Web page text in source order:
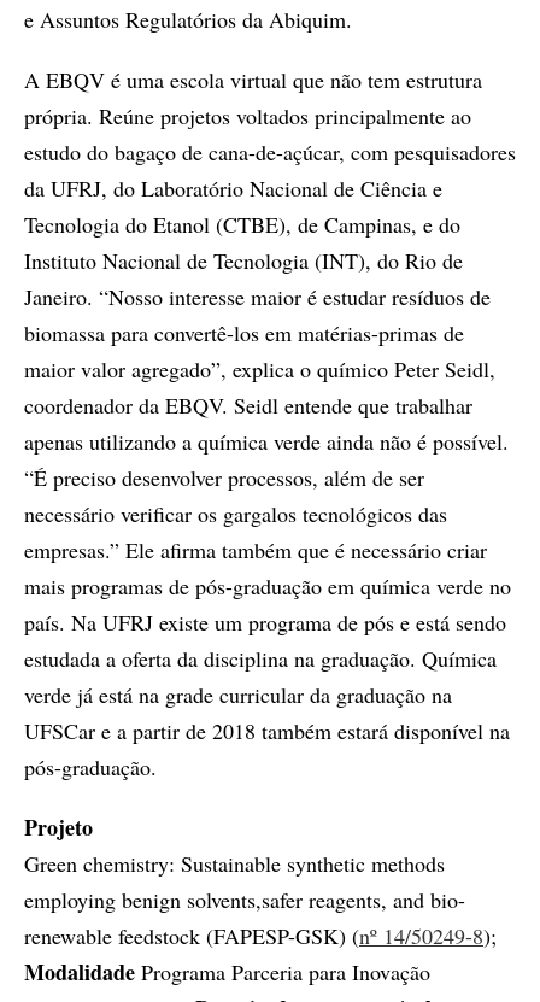
e Assuntos Regulatórios da Abiquim.
A EBQV é uma escola virtual que não tem estrutura
própria. Reúne projetos voltados principalmente ao
estudo do bagaço de cana-de-açúcar, com pesquisadores
da UFRJ, do Laboratório Nacional de Ciência e
Tecnologia do Etanol (CTBE), de Campinas, e do
Instituto Nacional de Tecnologia (INT), do Rio de
Janeiro. “Nosso interesse maior é estudar resíduos de
biomassa para convertê-los em matérias-primas de
maior valor agregado”, explica o químico Peter Seidl,
coordenador da EBQV. Seidl entende que trabalhar
apenas utilizando a química verde ainda não é possível.
“É preciso desenvolver processos, além de ser
necessário verificar os gargalos tecnológicos das
empresas.” Ele afirma também que é necessário criar
mais programas de pós-graduação em química verde no
país. Na UFRJ existe um programa de pós e está sendo
estudada a oferta da disciplina na graduação. Química
verde já está na grade curricular da graduação na
UFSCar e a partir de 2018 também estará disponível na
pós-graduação.
Projeto
Green chemistry: Sustainable synthetic methods
employing benign solvents,safer reagents, and bio-
renewable feedstock (FAPESP-GSK) (nº 14/50249-8);
Modalidade Programa Parceria para Inovação